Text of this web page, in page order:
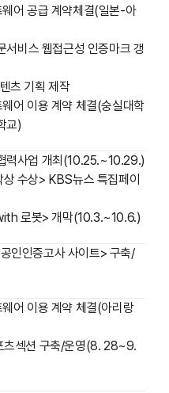
어 공급 계약체결(일본-아
비스 웹접근성 인증마크 갱
츠 기획 제작
어 이용 계약 체결(숭실대학
교)
력사업 개최(10.25.~10.29.)
수상> KBS뉴스 특집페이
로봇> 개막(10.3.~10.6.)
인인증고사 사이트> 구축/
어 이용 계약 체결(아리랑
츠섹션 구축/운영(8. 28~9.